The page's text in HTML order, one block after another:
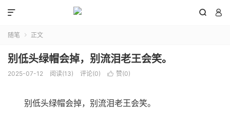
 

随笔  正文
别低头绿帽会掉，别流泪老王会笑。
2025-07-12 阅读(13) 评论(0)  赞(0)
别低头绿帽会掉，别流泪老王会笑。